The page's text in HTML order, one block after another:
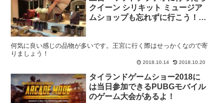
クイーン シリキット ミュージア
ムショップも忘れずに行こう！品
何気に良い感じの品物が多いです。王宮に行く際はせっかくなので寄
りましょう！
2018.10.14 2018.10.20
タイランドゲームショー2018に
は当日参加できるPUBGモバイル
のゲーム大会があるよ！